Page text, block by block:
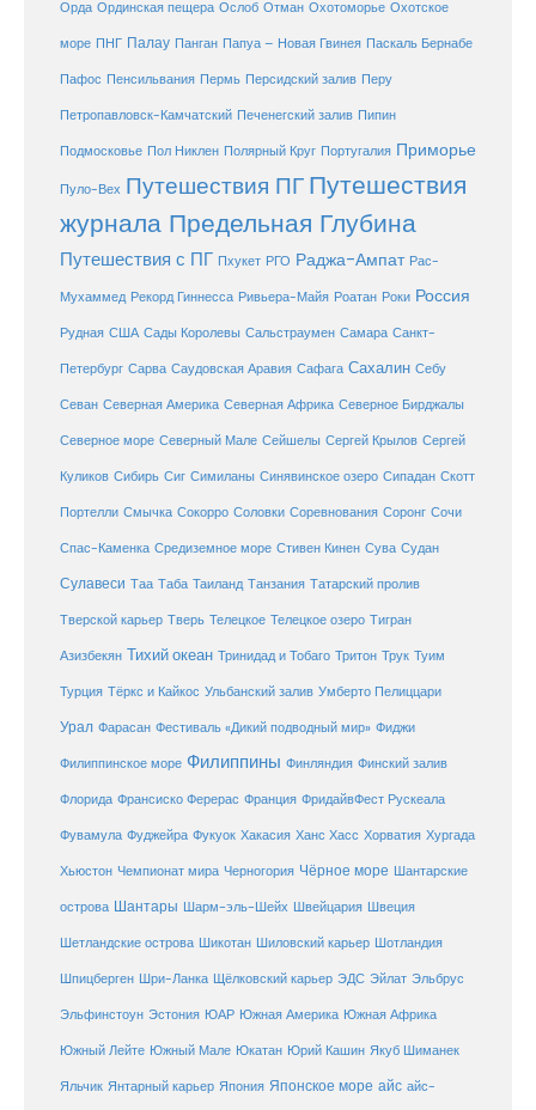
Орда Ординская пещера Ослоб Отман Охотоморье Охотское
море ПНГ Палау Панган Папуа – Новая Гвинея Паскаль Бернабе
Пафос Пенсильвания Пермь Персидский залив Перу
Петропавловск-Камчатский Печенегский залив Пипин
Подмосковье Пол Никлен Полярный Круг Португалия Приморье
Пуло-Вех Путешествия ПГ Путешествия
журнала Предельная Глубина
Путешествия с ПГ Пхукет РГО Раджа-Ампат Рас-
Мухаммед Рекорд Гиннесса Ривьера-Майя Роатан Роки Россия
Рудная США Сады Королевы Сальстраумен Самара Санкт-
Петербург Сарва Саудовская Аравия Сафага Сахалин Себу
Севан Северная Америка Северная Африка Северное Бирджалы
Северное море Северный Мале Сейшелы Сергей Крылов Сергей
Куликов Сибирь Сиг Симиланы Синявинское озеро Сипадан Скотт
Портелли Смычка Сокорро Соловки Соревнования Соронг Сочи
Спас-Каменка Средиземное море Стивен Кинен Сува Судан
Сулавеси Таа Таба Таиланд Танзания Татарский пролив
Тверской карьер Тверь Телецкое Телецкое озеро Тигран
Азизбекян Тихий океан Тринидад и Тобаго Тритон Трук Туим
Турция Тёркс и Кайкос Ульбанский залив Умберто Пелиццари
Урал Фарасан Фестиваль «Дикий подводный мир» Фиджи
Филиппинское море Филиппины Финляндия Финский залив
Флорида Франсиско Ферерас Франция ФридайвФест Рускеала
Фувамула Фуджейра Фукуок Хакасия Ханс Хасс Хорватия Хургада
Хьюстон Чемпионат мира Черногория Чёрное море Шантарские
острова Шантары Шарм-эль-Шейх Швейцария Швеция
Шетландские острова Шикотан Шиловский карьер Шотландия
Шпицберген Шри-Ланка Щёлковский карьер ЭДС Эйлат Эльбрус
Эльфинстоун Эстония ЮАР Южная Америка Южная Африка
Южный Лейте Южный Мале Юкатан Юрий Кашин Якуб Шиманек
Яльчик Янтарный карьер Япония Японское море айс айс-